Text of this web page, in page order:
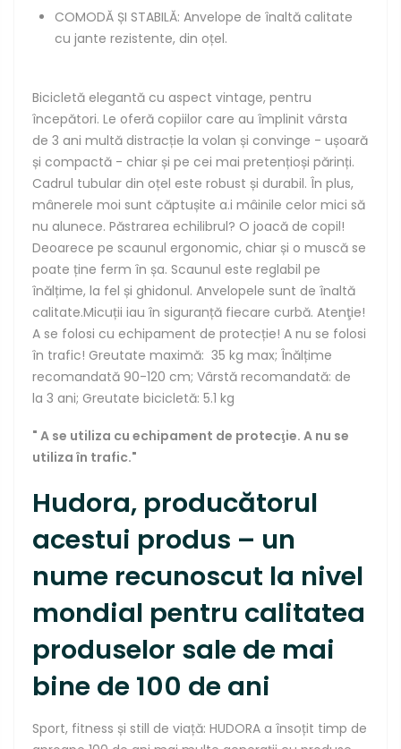
COMODĂ ȘI STABILĂ: Anvelope de înaltă calitate
cu jante rezistente, din oțel.
Bicicletă elegantă cu aspect vintage, pentru
începători. Le oferă copiilor care au împlinit vârsta
de 3 ani multă distracție la volan și convinge - ușoară
și compactă - chiar și pe cei mai pretențioși părinți.
Cadrul tubular din oțel este robust și durabil. În plus,
mânerele moi sunt căptușite a.i mâinile celor mici să
nu alunece. Păstrarea echilibrul? O joacă de copil!
Deoarece pe scaunul ergonomic, chiar și o muscă se
poate ține ferm în șa. Scaunul este reglabil pe
înălțime, la fel și ghidonul. Anvelopele sunt de înaltă
calitate.Micuții iau în siguranță fiecare curbă. Atenţie!
A se folosi cu echipament de protecție! A nu se folosi
în trafic! Greutate maximă: 35 kg max; Înălțime
recomandată 90-120 cm; Vârstă recomandată: de
la 3 ani; Greutate bicicletă: 5.1 kg
" A se utiliza cu echipament de protecţie. A nu se
utiliza în trafic."
Hudora, producătorul
acestui produs – un
nume recunoscut la nivel
mondial pentru calitatea
produselor sale de mai
bine de 100 de ani
Sport, fitness și still de viață: HUDORA a însoțit timp de